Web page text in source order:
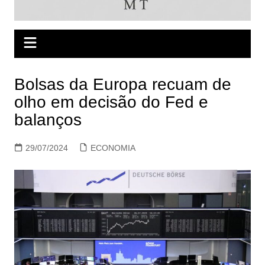
Bolsas da Europa recuam de
olho em decisão do Fed e
balanços
29/07/2024 ECONOMIA